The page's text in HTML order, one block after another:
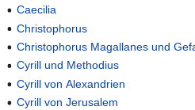
Caecilia
Christophorus
Christophorus Magallanes und
Cyrill und Methodius
Cyrill von Alexandrien
Cyrill von Jerusalem